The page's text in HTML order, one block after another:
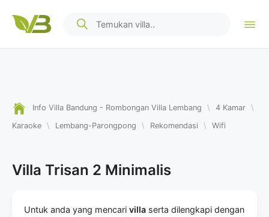
Info Villa Bandung - Rombongan Villa Lembang \ 4 Kamar \
Karaoke \ Lembang-Parongpong \ Rekomendasi \ Wifi
Villa Trisan 2 Minimalis
Untuk anda yang mencari villa serta dilengkapi dengan